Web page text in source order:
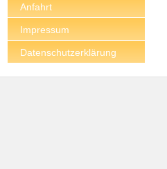
Anfahrt
Impressum
Datenschutzerklärung